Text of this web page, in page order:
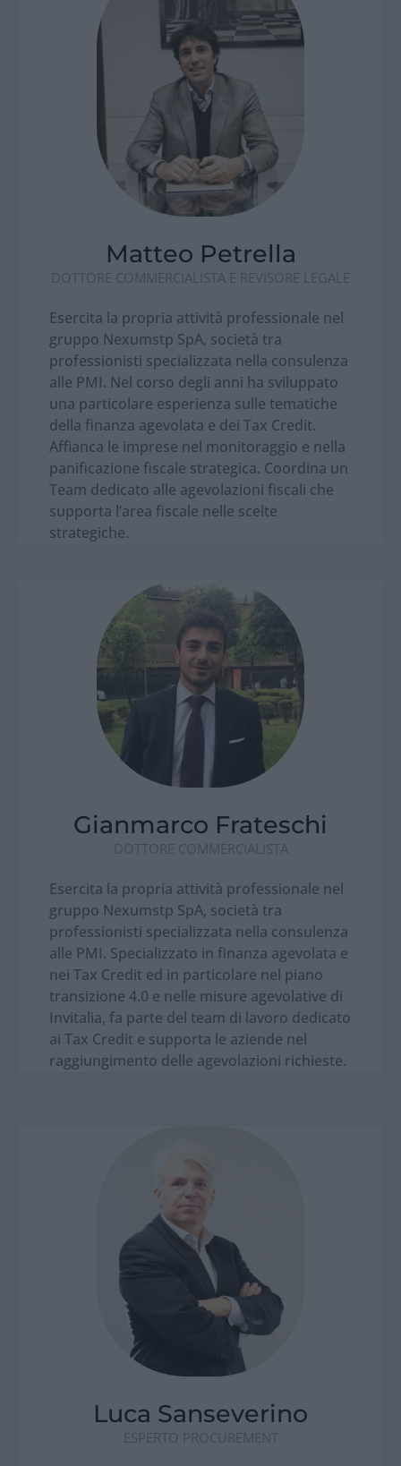
Matteo Petrella
DOTTORE COMMERCIALISTA E REVISORE LEGALE
Esercita la propria attività professionale nel
gruppo Nexumstp SpA, società tra
professionisti specializzata nella consulenza
alle PMI. Nel corso degli anni ha sviluppato
una particolare esperienza sulle tematiche
della finanza agevolata e dei Tax Credit.
Affianca le imprese nel monitoraggio e nella
panificazione fiscale strategica. Coordina un
Team dedicato alle agevolazioni fiscali che
supporta l’area fiscale nelle scelte
strategiche.
Gianmarco Frateschi
DOTTORE COMMERCIALISTA
Esercita la propria attività professionale nel
gruppo Nexumstp SpA, società tra
professionisti specializzata nella consulenza
alle PMI. Specializzato in finanza agevolata e
nei Tax Credit ed in particolare nel piano
transizione 4.0 e nelle misure agevolative di
Invitalia, fa parte del team di lavoro dedicato
ai Tax Credit e supporta le aziende nel
raggiungimento delle agevolazioni richieste.
Luca Sanseverino
ESPERTO PROCUREMENT